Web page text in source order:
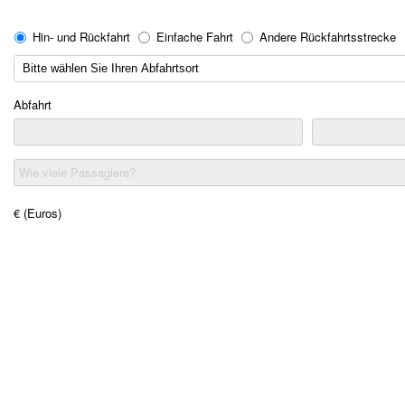
Hin- und Rückfahrt Einfache Fahrt Andere Rückfahrtsstrecke
Abfahrt
Wie viele Passagiere?
€ (Euros)